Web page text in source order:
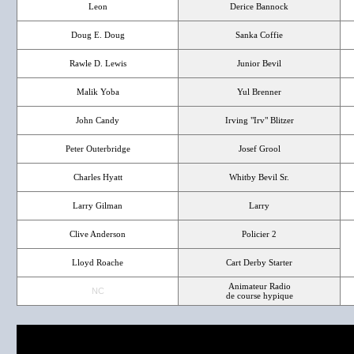
Leon Derice Bannock
Doug E. Doug Sanka Coffie
Rawle D. Lewis Junior Bevil
Malik Yoba Yul Brenner
John Candy Irving "Irv" Blitzer
Peter Outerbridge Josef Grool
Charles Hyatt Whitby Bevil Sr.
Larry Gilman Larry
Clive Anderson Policier 2
Lloyd Roache Cart Derby Starter
NC
Animateur Radio
de course hypique